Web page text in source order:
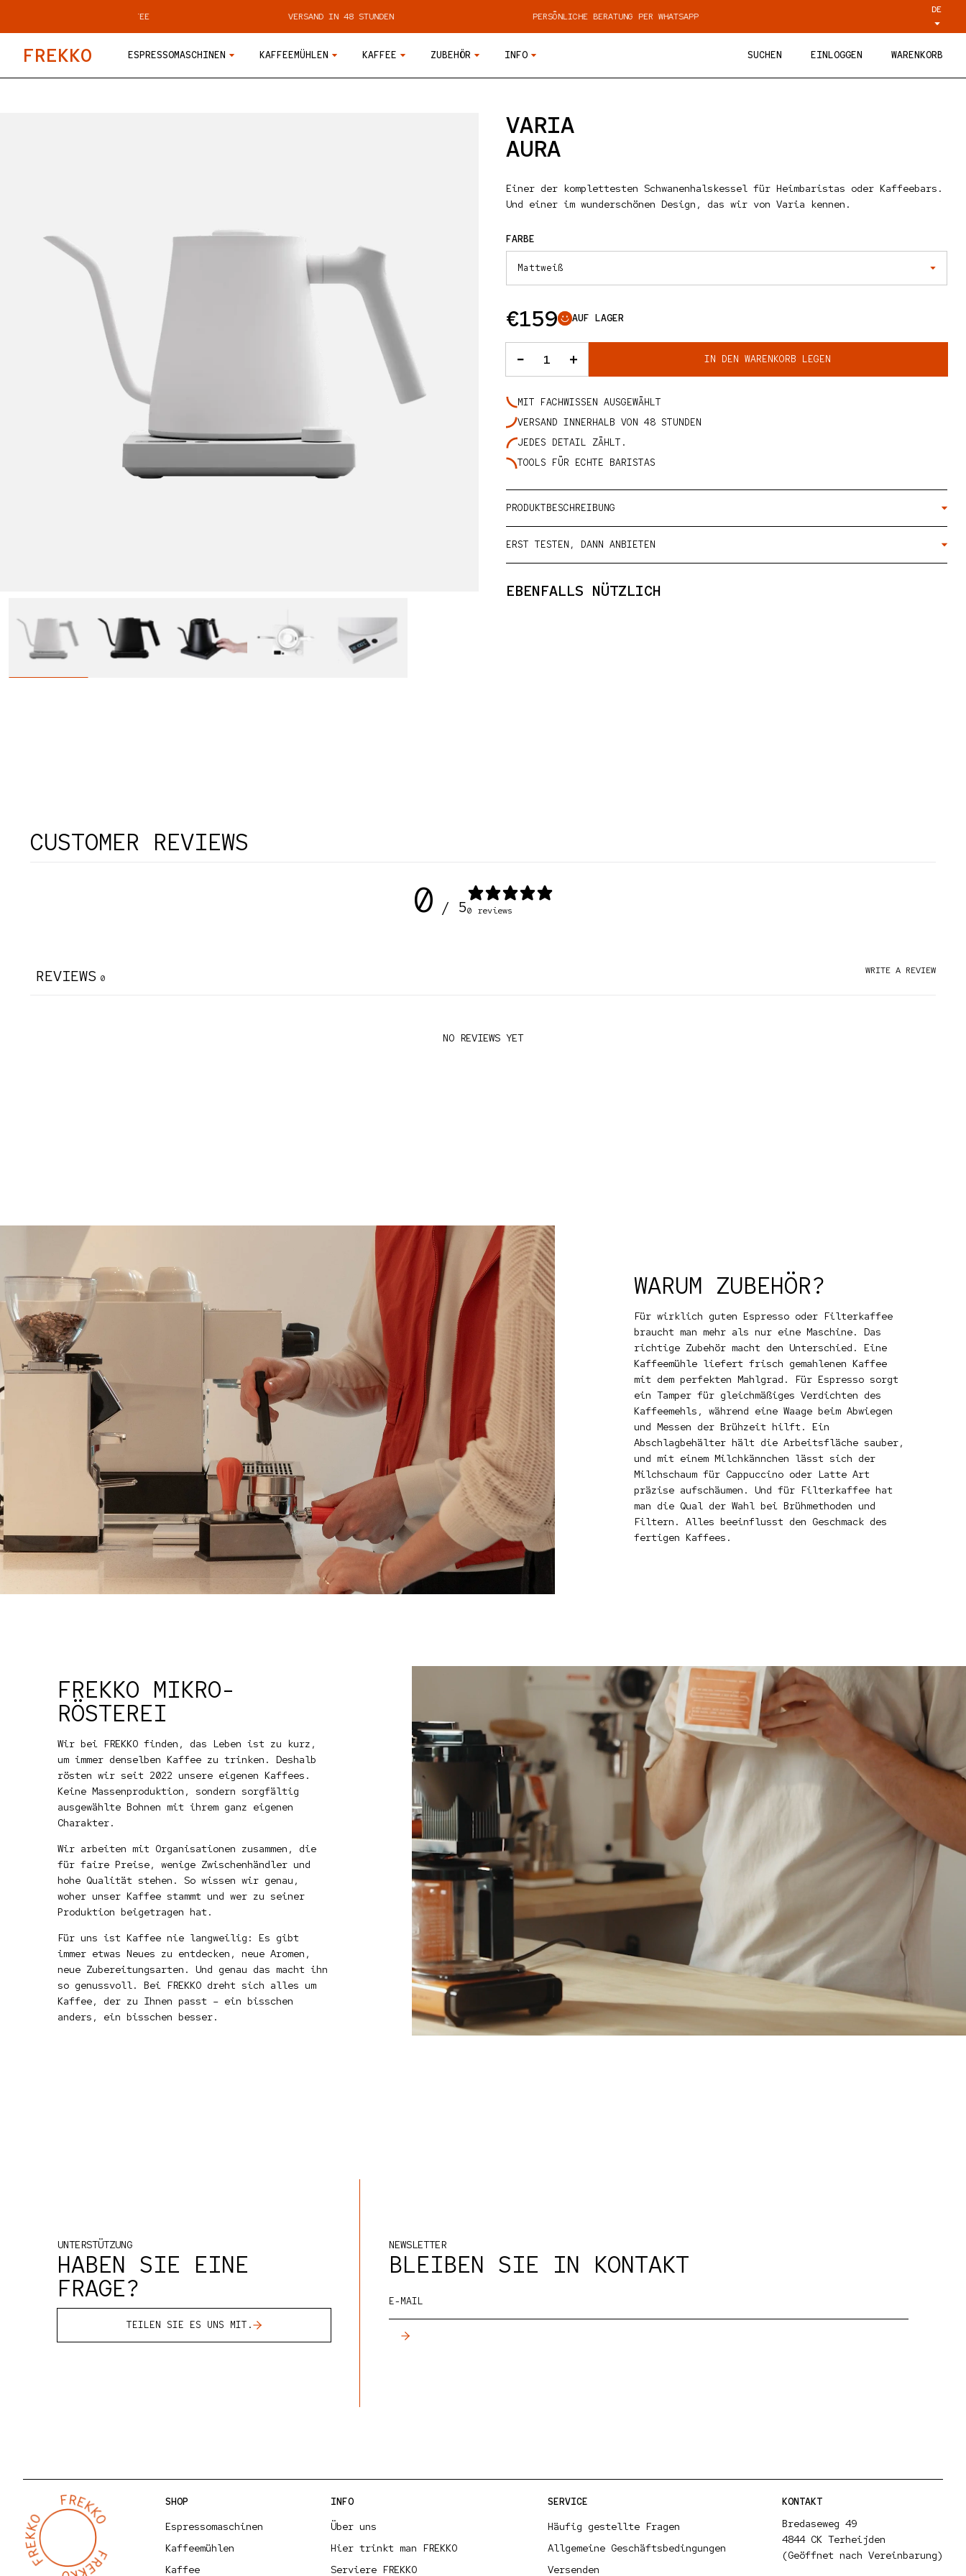
VERSAND IN 48 STUNDEN PERSÖNLICHE BERATUNG PER WHATSAPP WÖCHENTLICH FRISCH GERÖSTETER KAFFEE
DE
FREKKO ESPRESSOMASCHINEN KAFFEEMÜHLEN KAFFEE ZUBEHÖR INFO SUCHEN EINLOGGEN WARENKORB
Medien 2 in Galerieansicht öffnen
VARIA
AURA
Einer der komplettesten Schwanenhalskessel für Heimbaristas oder Kaffeebars.
Und einer im wunderschönen Design, das wir von Varia kennen.
FARBE
Normaler Preis
€159 AUF LAGER
Verringere die Menge für Aura
Erhöhe die Menge für Aura
IN DEN WARENKORB LEGEN
MIT FACHWISSEN AUSGEWÄHLT
VERSAND INNERHALB VON 48 STUNDEN
JEDES DETAIL ZÄHLT.
TOOLS FÜR ECHTE BARISTAS
PRODUKTBESCHREIBUNG
ERST TESTEN, DANN ANBIETEN
EBENFALLS NÜTZLICH
CUSTOMER REVIEWS
0 / 50 reviews
WRITE A REVIEW
REVIEWS 0
NO REVIEWS YET
WARUM ZUBEHÖR?
Für wirklich guten Espresso oder Filterkaffee
braucht man mehr als nur eine Maschine. Das
richtige Zubehör macht den Unterschied. Eine
Kaffeemühle liefert frisch gemahlenen Kaffee
mit dem perfekten Mahlgrad. Für Espresso sorgt
ein Tamper für gleichmäßiges Verdichten des
Kaffeemehls, während eine Waage beim Abwiegen
und Messen der Brühzeit hilft. Ein
Abschlagbehälter hält die Arbeitsfläche sauber,
und mit einem Milchkännchen lässt sich der
Milchschaum für Cappuccino oder Latte Art
präzise aufschäumen. Und für Filterkaffee hat
man die Qual der Wahl bei Brühmethoden und
Filtern. Alles beeinflusst den Geschmack des
fertigen Kaffees.
FREKKO MIKRO-
RÖSTEREI
Wir bei FREKKO finden, das Leben ist zu kurz,
um immer denselben Kaffee zu trinken. Deshalb
rösten wir seit 2022 unsere eigenen Kaffees.
Keine Massenproduktion, sondern sorgfältig
ausgewählte Bohnen mit ihrem ganz eigenen
Charakter.
Wir arbeiten mit Organisationen zusammen, die
für faire Preise, wenige Zwischenhändler und
hohe Qualität stehen. So wissen wir genau,
woher unser Kaffee stammt und wer zu seiner
Produktion beigetragen hat.
Für uns ist Kaffee nie langweilig: Es gibt
immer etwas Neues zu entdecken, neue Aromen,
neue Zubereitungsarten. Und genau das macht ihn
so genussvoll. Bei FREKKO dreht sich alles um
Kaffee, der zu Ihnen passt – ein bisschen
anders, ein bisschen besser.
UNTERSTÜTZUNG
HABEN SIE EINE
FRAGE?
TEILEN SIE ES UNS MIT.
NEWSLETTER
BLEIBEN SIE IN KONTAKT
E-MAIL
SHOP
Espressomaschinen
Kaffeemühlen
Kaffee
INFO
Über uns
Hier trinkt man FREKKO
Serviere FREKKO
SERVICE
Häufig gestellte Fragen
Allgemeine Geschäftsbedingungen
Versenden
KONTAKT
Bredaseweg 49
4844 CK Terheijden
(Geöffnet nach Vereinbarung)